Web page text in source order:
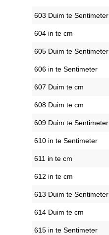
603 Duim te Sentimeter
604 in te cm
605 Duim te Sentimeter
606 in te Sentimeter
607 Duim te cm
608 Duim te cm
609 Duim te Sentimeter
610 in te Sentimeter
611 in te cm
612 in te cm
613 Duim te Sentimeter
614 Duim te cm
615 in te Sentimeter